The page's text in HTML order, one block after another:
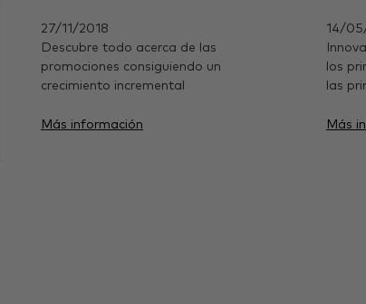
27/11/2018
Descubre todo acerca de las
promociones consiguiendo un
crecimiento incremental
Más información
14/
los
las
Más